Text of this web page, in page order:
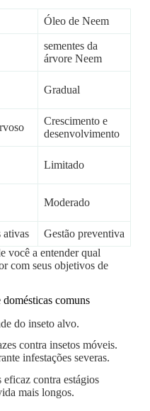
Óleo de Neem
sementes da
árvore Neem
Gradual
Crescimento e
desenvolvimento
Limitado
Moderado
ativas
Gestão preventiva
você a entender qual
com seus objetivos de
comuns
do inseto alvo.
contra insetos móveis.
infestações severas.
eficaz contra estágios
mais longos.